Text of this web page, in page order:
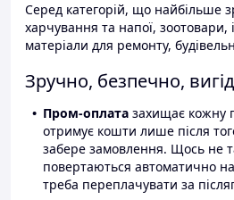
Серед категорій, що найбільше
харчування та напої, зоотовари,
матеріали для ремонту,
Зручно, безпечно,
Пром-оплата захищає кожну
отримує кошти лише після
забере замовлення. Щось не
повертаються автоматично
треба переплачувати за